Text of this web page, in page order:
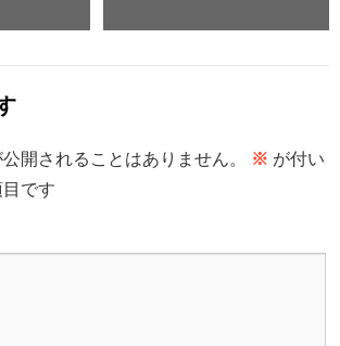
開されることはありません。 ※ が付い
です